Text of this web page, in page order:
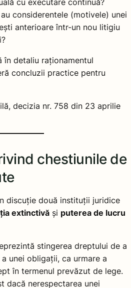
considerentele (motivele) unei
anterioare într-un nou litigiu
în detaliu raționamentul
concluzii practice pentru
decizia nr. 758 din 23 aprilie
chestiunile de
discuție două instituții juridice
extinctivă și puterea de lucru
stingerea dreptului de a
unei obligații, ca urmare a
în termenul prevăzut de lege.
dacă nerespectarea unei